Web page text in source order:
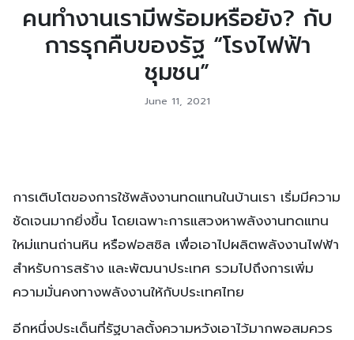
คนทำงานเรามีพร้อมหรือยัง? กับ
การรุกคืบของรัฐ “โรงไฟฟ้า
ชุมชน”
June 11, 2021
การเติบโตของการใช้พลังงานทดแทนในบ้านเรา เริ่มมีความ
ชัดเจนมากยิ่งขึ้น โดยเฉพาะการแสวงหาพลังงานทดแทน
ใหม่แทนถ่านหิน หรือฟอสซิล เพื่อเอาไปผลิตพลังงานไฟฟ้า
สำหรับการสร้าง และพัฒนาประเทศ รวมไปถึงการเพิ่ม
ความมั่นคงทางพลังงานให้กับประเทศไทย
อีกหนึ่งประเด็นที่รัฐบาลตั้งความหวังเอาไว้มากพอสมควร